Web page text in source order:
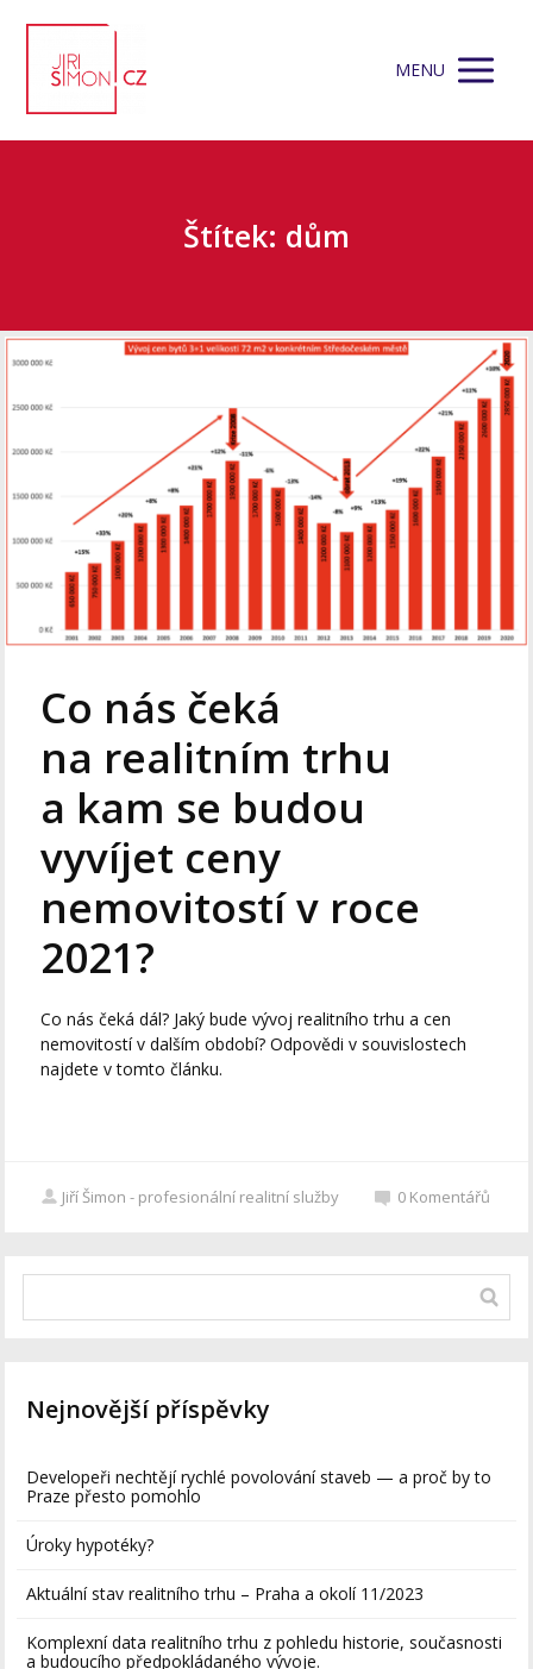
MENU
Štítek: dům
Co nás čeká
na realitním trhu
a kam se budou
vyvíjet ceny
nemovitostí v roce
2021?
Co nás čeká dál? Jaký bude vývoj realitního trhu a cen
nemovitostí v dalším období? Odpovědi v souvislostech
najdete v tomto článku.
Jiří Šimon - profesionální realitní služby 0 Komentářů
Nejnovější příspěvky
Developeři nechtějí rychlé povolování staveb — a proč by to
Praze přesto pomohlo
Úroky hypotéky?
Aktuální stav realitního trhu – Praha a okolí 11/2023
Komplexní data realitního trhu z pohledu historie, současnosti
a budoucího předpokládaného vývoje.